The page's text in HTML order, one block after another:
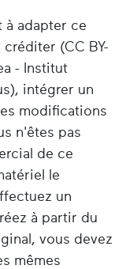
à adapter ce
(CC BY-
- Institut
intégrer un
modifications
n'êtes pas
de ce
le
un
à partir du
vous devez
mêmes